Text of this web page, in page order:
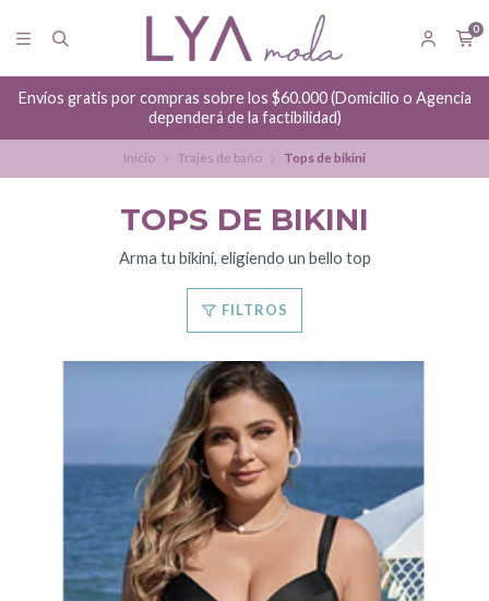
0
Hacemos envíos a diario
Inicio Trajes de baño Tops de bikini
TOPS DE BIKINI
Arma tu bikini, eligiendo un bello top
FILTROS